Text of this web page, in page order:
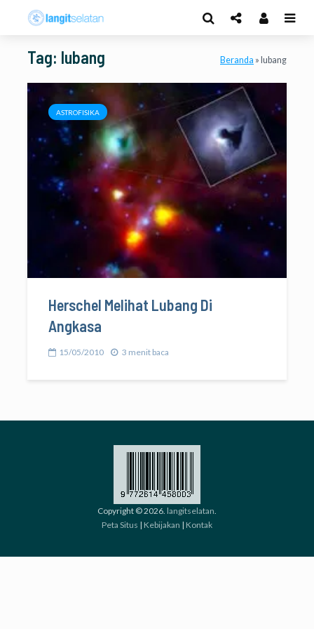
Tag: lubang Beranda » lubang
ASTROFISIKA
Herschel Melihat Lubang Di
Angkasa
15/05/2010 3 menit baca
Copyright © 2026. langitselatan
Peta Situs | Kebijakan | Kontak